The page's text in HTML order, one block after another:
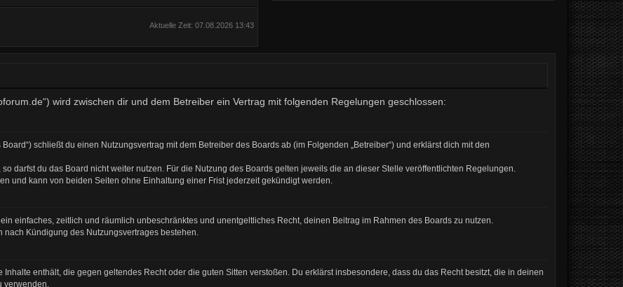
Aktuelle Zeit: 07.08.2026 13:43
wird zwischen dir und dem Betreiber ein Vertrag mit folgenden Regelungen geschlossen:
schließt du einen Nutzungsvertrag mit dem Betreiber des Boards ab (im Folgenden „Betreiber“) und erklärst dich mit den
darfst du das Board nicht weiter nutzen. Für die Nutzung des Boards gelten jeweils die an dieser Stelle veröffentlichten Regelungen.
und kann von beiden Seiten ohne Einhaltung einer Frist jederzeit gekündigt werden.
einfaches, zeitlich und räumlich unbeschränktes und unentgeltliches Recht, deinen Beitrag im Rahmen des Boards zu nutzen.
nach Kündigung des Nutzungsvertrages bestehen.
enthält, die gegen geltendes Recht oder die guten Sitten verstoßen. Du erklärst insbesondere, dass du das Recht besitzt, die in deinen
verwenden.